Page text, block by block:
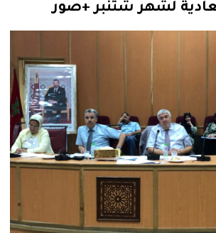
لشهر شتنبر +صور